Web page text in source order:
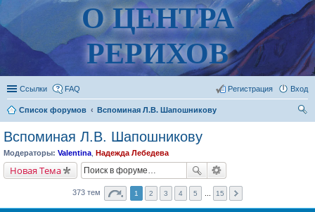
О ЦЕНТРА
РЕРИХОВ
Ссылки FAQ Вход
Регистрация
Список форумов
Вспоминая Л.В. Шапошникову
Вспоминая Л.В. Шапошникову
Модераторы: Valentina Надежда Лебедева
Новая Тема
373 тем 1 2 3 4 5 15